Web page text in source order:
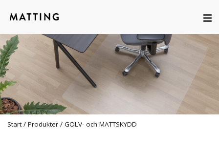
Start/ Produkter / GOLV- och MATTSKYDD